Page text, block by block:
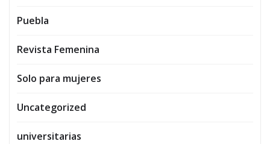
Puebla
Revista Femenina
Solo para mujeres
Uncategorized
universitarias